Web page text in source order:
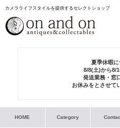
カメラライフスタイルを提供するセレクトショップ
夏季休暇に
8/8(土)から8/
発送業務・窓
お休みをとさせて
HOME Category